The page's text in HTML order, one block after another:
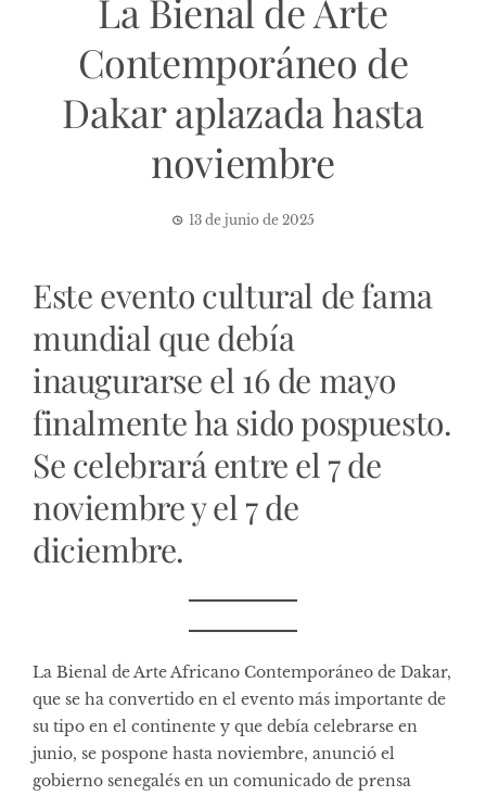
La Bienal de Arte
Contemporáneo de
Dakar aplazada hasta
noviembre
13 de junio de 2025
Este evento cultural de fama
mundial que debía
inaugurarse el 16 de mayo
finalmente ha sido pospuesto.
Se celebrará entre el 7 de
noviembre y el 7 de
diciembre.
La Bienal de Arte Africano Contemporáneo de Dakar,
que se ha convertido en el evento más importante de
su tipo en el continente y que debía celebrarse en
junio, se pospone hasta noviembre, anunció el
gobierno senegalés en un comunicado de prensa